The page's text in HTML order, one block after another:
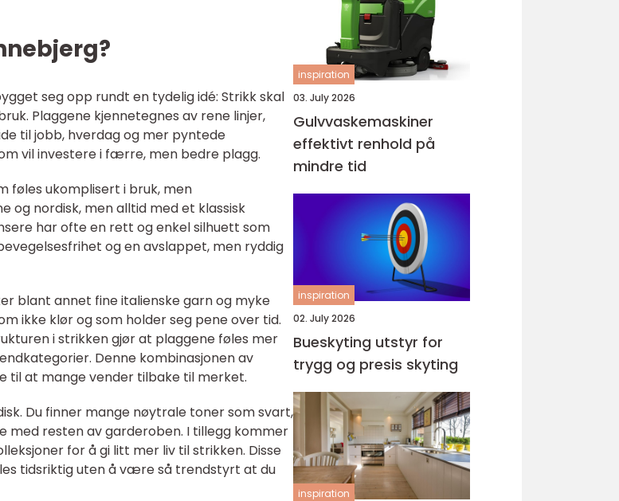
seg opp rundt en tydelig idé: Strikk skal
Plaggene kjennetegnes av rene linjer,
til jobb, hverdag og mer pyntede
vil investere i færre, men bedre plagg.
føles ukomplisert i bruk, men
og nordisk, men alltid med et klassisk
har ofte en rett og enkel silhuett som
og en avslappet, men ryddig
blant annet fine italienske garn og myke
ikke klør og som holder seg pene over tid.
i strikken gjør at plaggene føles mer
Denne kombinasjonen av
til at mange vender tilbake til merket.
Du finner mange nøytrale toner som svart,
med resten av garderoben. I tillegg kommer
for å gi litt mer liv til strikken. Disse
tidsriktig uten å være så trendstyrt at du
inspiration
03. July 2026
Gulvvaskemaskiner
effektivt renhold på
mindre tid
inspiration
02. July 2026
Bueskyting utstyr for
trygg og presis skyting
inspiration